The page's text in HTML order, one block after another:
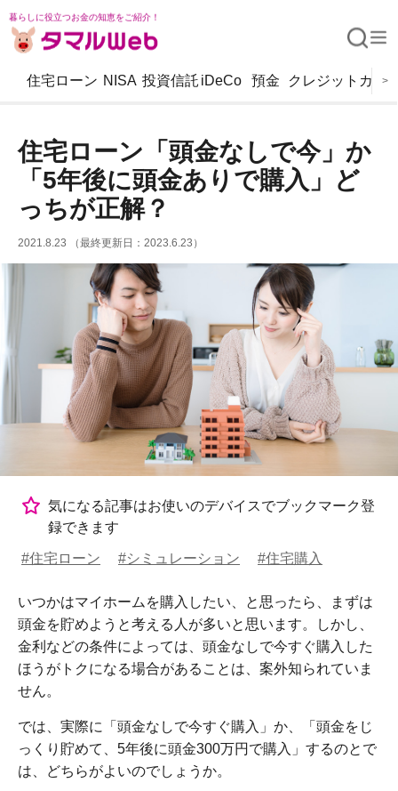
暮らしに役立つお金の知恵をご紹介！
住宅ローン NISA 投資信託 iDeCo 預金 クレジットカー
>
住宅ローン「頭金なしで今」か
「5年後に頭金ありで購入」ど
っちが正解？
2021.8.23 （最終更新日：2023.6.23）
気になる記事はお使いのデバイスでブックマーク登
録できます
#住宅ローン #シミュレーション #住宅購入
いつかはマイホームを購入したい、と思ったら、まずは
頭金を貯めようと考える人が多いと思います。しかし、
金利などの条件によっては、頭金なしで今すぐ購入した
ほうがトクになる場合があることは、案外知られていま
せん。
では、実際に「頭金なしで今すぐ購入」か、「頭金をじ
っくり貯めて、5年後に頭金300万円で購入」するのとで
は、どちらがよいのでしょうか。